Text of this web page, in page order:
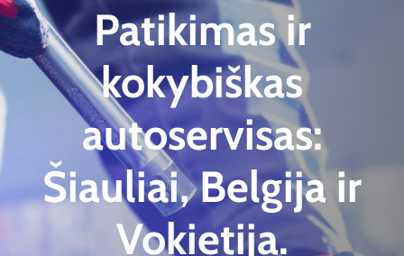
Priekabų remontasPatikimas ir
kokybiškas
autoservisas:
Šiauliai, Belgija ir
Vokietija.